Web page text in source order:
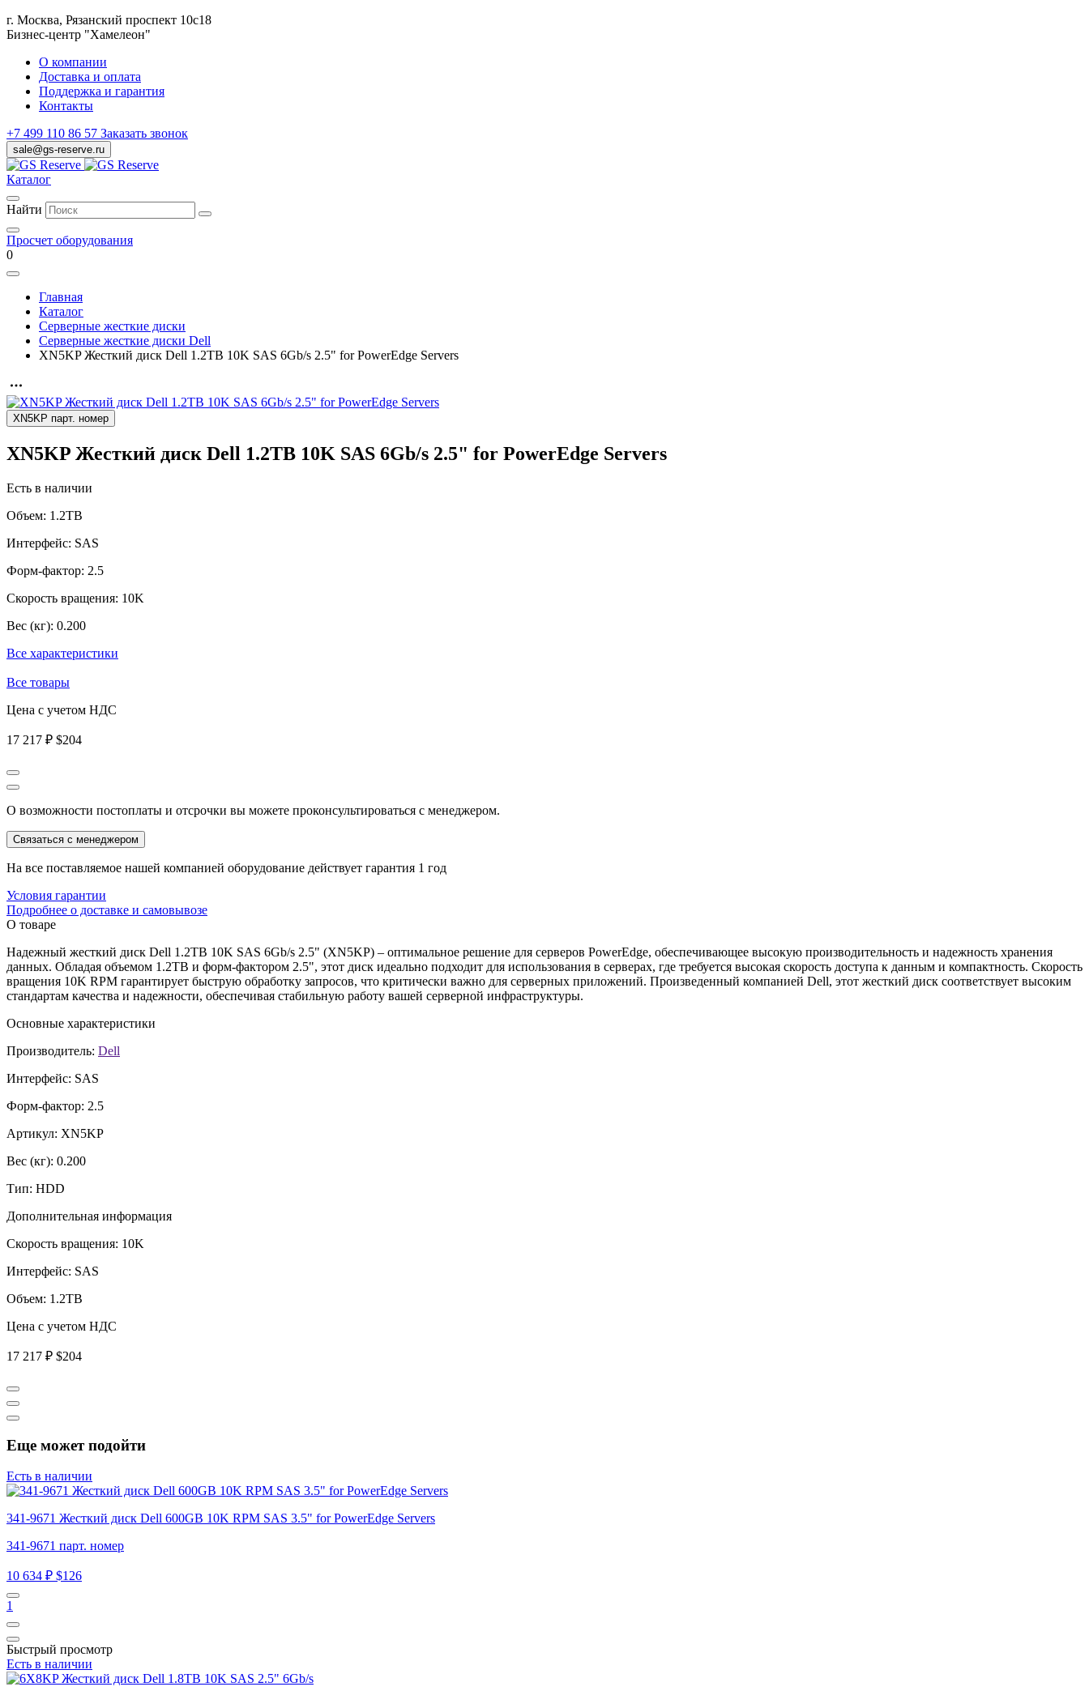
г. Москва, Рязанский проспект 10с18
Бизнес-центр "Хамелеон"
О компании
Доставка и оплата
Поддержка и гарантия
Контакты
+7 499 110 86 57 Заказать звонок
sale@gs-reserve.ru
Каталог
Найти
Просчет оборудования
0
Главная
Каталог
Серверные жесткие диски
Серверные жесткие диски Dell
XN5KP Жесткий диск Dell 1.2TB 10K SAS 6Gb/s 2.5" for PowerEdge Servers
XN5KP парт. номер
XN5KP Жесткий диск Dell 1.2TB 10K SAS 6Gb/s 2.5" for PowerEdge Servers
Есть в наличии
Объем: 1.2TB
Интерфейс: SAS
Форм-фактор: 2.5
Скорость вращения: 10K
Вес (кг): 0.200
Все характеристики
Все товары
Цена с учетом НДС
17 217 ₽ $204
О возможности постоплаты и отсрочки вы можете проконсультироваться с менеджером.
Связаться с менеджером
На все поставляемое нашей компанией оборудование действует гарантия 1 год
Условия гарантии
Подробнее о доставке и самовывозе
О товаре
Надежный жесткий диск Dell 1.2TB 10K SAS 6Gb/s 2.5" (XN5KP) – оптимальное решение для серверов PowerEdge, обеспечивающее высокую производительность и надежность хранения
данных. Обладая объемом 1.2TB и форм-фактором 2.5", этот диск идеально подходит для использования в серверах, где требуется высокая скорость доступа к данным и компактность. Скорость
вращения 10K RPM гарантирует быструю обработку запросов, что критически важно для серверных приложений. Произведенный компанией Dell, этот жесткий диск соответствует высоким
стандартам качества и надежности, обеспечивая стабильную работу вашей серверной инфраструктуры.
Основные характеристики
Производитель: Dell
Интерфейс: SAS
Форм-фактор: 2.5
Артикул: XN5KP
Вес (кг): 0.200
Тип: HDD
Дополнительная информация
Скорость вращения: 10K
Интерфейс: SAS
Объем: 1.2TB
Цена с учетом НДС
17 217 ₽ $204
Еще может подойти
Есть в наличии
341-9671 Жесткий диск Dell 600GB 10K RPM SAS 3.5" for PowerEdge Servers
341-9671 парт. номер
10 634 ₽ $126
1
Быстрый просмотр
Есть в наличии